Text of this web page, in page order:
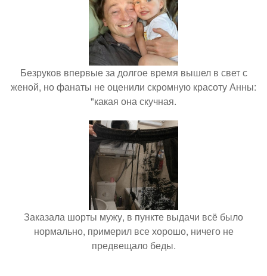
Безруков впервые за долгое время вышел в свет с
женой, но фанаты не оценили скромную красоту Анны:
"какая она скучная.
Заказала шорты мужу, в пункте выдачи всё было
нормально, примерил все хорошо, ничего не
предвещало беды.